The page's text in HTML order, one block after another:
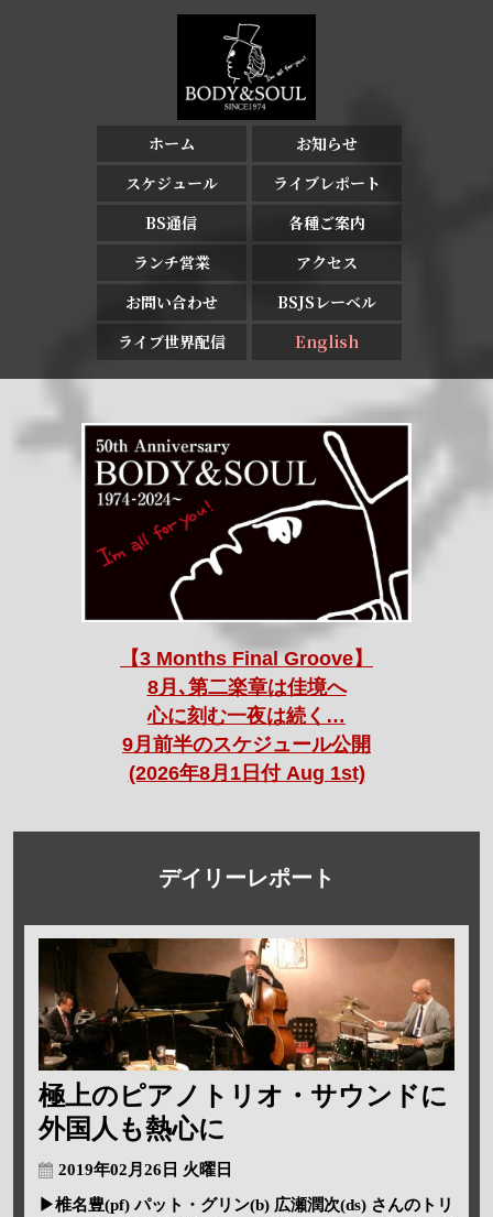
ホーム
お知らせ
スケジュール
ライブレポート
BS通信
各種ご案内
ランチ営業
アクセス
お問い合わせ
BSJSレーベル
ライブ世界配信
English
【3 Months Final Groove】
8月､第二楽章は佳境へ
心に刻む一夜は続く…
9月前半のスケジュール公開
(2026年8月1日付 Aug 1st)
デイリーレポート
極上のピアノトリオ・サウンドに
外国人も熱心に
2019年02月26日 火曜日
▶椎名豊(pf) パット・グリン(b) 広瀬潤次(ds) さんのトリ